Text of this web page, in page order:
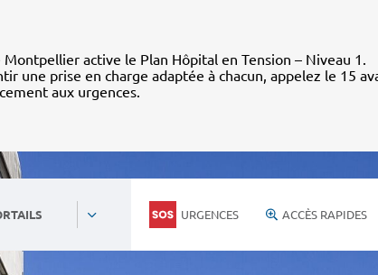
Montpellier active le Plan Hôpital en Tension – Niveau 1.
une prise en charge adaptée à chacun, appelez le 15
aux urgences.
URGENCES ACCÈS RAPIDES